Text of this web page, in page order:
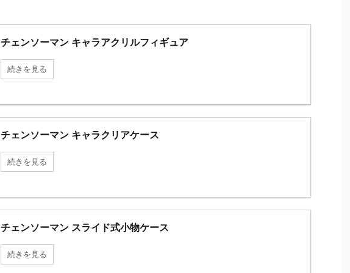
チェンソーマン キャラアクリルフィギュア
続きを見る
チェンソーマン キャラクリアケース
続きを見る
チェンソーマン スライド式小物ケース
続きを見る